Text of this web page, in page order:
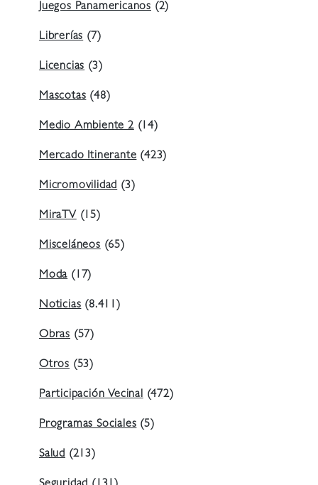
Juegos Panamericanos (2)
Librerías (7)
Licencias (3)
Mascotas (48)
Medio Ambiente 2(14)
Mercado Itinerante (423)
Micromovilidad (3)
MiraTV (15)
Misceláneos (65)
Moda (17)
Noticias (8.411)
Obras (57)
Otros (53)
Participación Vecinal (472)
Programas Sociales (5)
Salud (213)